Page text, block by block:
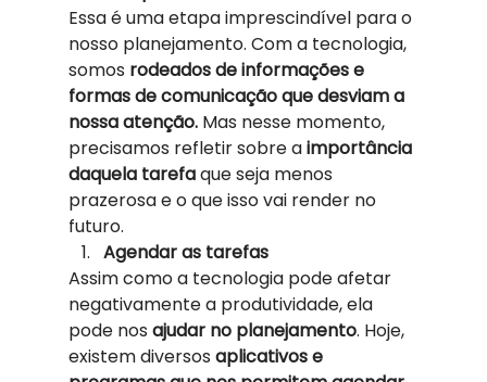
Essa é uma etapa imprescindível para o
nosso planejamento. Com a tecnologia,
somos rodeados de informações e
formas de comunicação que desviam a
nossa atenção. Mas nesse momento,
precisamos refletir sobre a importância
daquela tarefa que seja menos
prazerosa e o que isso vai render no
futuro.
Agendar as tarefas
Assim como a tecnologia pode afetar
negativamente a produtividade, ela
pode nos ajudar no planejamento. Hoje,
existem diversos aplicativos e